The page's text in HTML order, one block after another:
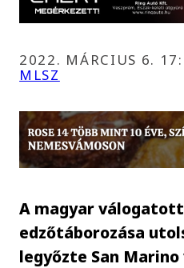
2022. MÁRCIUS 6.
MLSZ
A magyar
edzőtáborozása
legyőzte San